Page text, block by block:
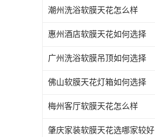
潮州洗浴软膜天花怎么样
惠州酒店软膜天花如何选择
广州洗浴软膜吊顶如何选择
佛山软膜天花灯箱如何选择
梅州客厅软膜天花怎么样
肇庆家装软膜天花选哪家较好